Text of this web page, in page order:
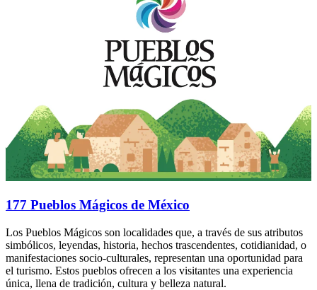
177 Pueblos Mágicos de México
Los Pueblos Mágicos son localidades que, a través de sus atributos
simbólicos, leyendas, historia, hechos trascendentes, cotidianidad, o
manifestaciones socio-culturales, representan una oportunidad para
el turismo. Estos pueblos ofrecen a los visitantes una experiencia
única, llena de tradición, cultura y belleza natural.